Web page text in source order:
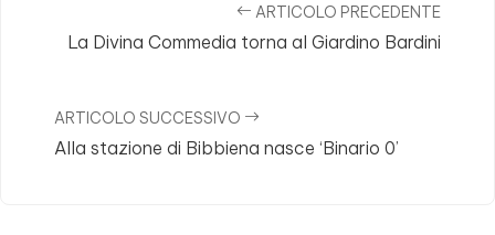
ARTICOLO PRECEDENTE
La Divina Commedia torna al Giardino Bardini
ARTICOLO SUCCESSIVO
Alla stazione di Bibbiena nasce ‘Binario 0’